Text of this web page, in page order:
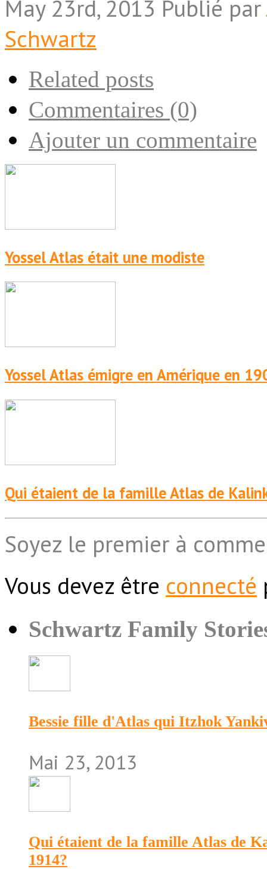
May 23rd, 2013 Publié par
Schwartz
Related posts
Commentaires (0)
Ajouter un commentaire
Yossel Atlas était une modiste
Yossel Atlas émigre en Amérique en
Qui étaient de la famille Atlas de
Soyez le premier à
Vous devez être connecté
Schwartz Family
Bessie fille d'Atlas qui Itzhok
Mai 23, 2013
Qui étaient de la famille Atlas de
1914?